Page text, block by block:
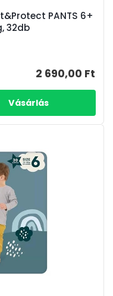
PANTS 6+
32db
2 690,00 Ft